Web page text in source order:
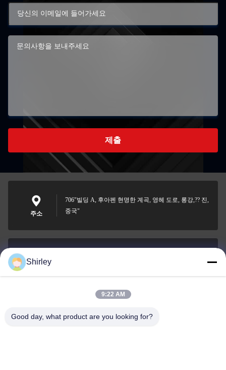
제출
주소
706"빌딩 A, 후아펜 현명한 계곡, 영헤 도로, 롱강,?? 진,
중국"
0086-18148506772
Shirley
9:22 AM
Good day, what product are you looking for?